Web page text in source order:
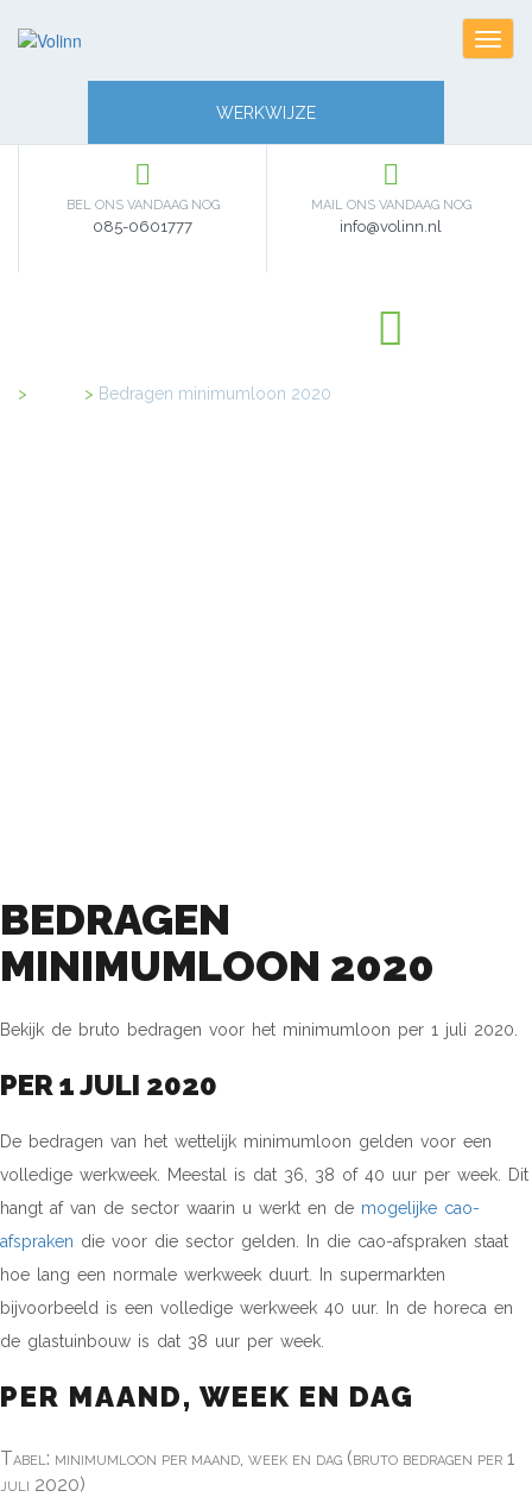
WERKWIJZE
MAIL ONS VANDAAG NOG
info@volinn.nl
BEL ONS VANDAAG NOG
085-0601777
> Bedragen minimumloon 2020
BEDRAGEN
MINIMUMLOON 2020
Bekijk de bruto bedragen voor het minimumloon per 1 juli 2020.
PER 1 JULI 2020
De bedragen van het wettelijk minimumloon gelden voor een
volledige werkweek. Meestal is dat 36, 38 of 40 uur per week. Dit
hangt af van de sector waarin u werkt en de mogelijke cao-
afspraken die voor die sector gelden. In die cao-afspraken staat
hoe lang een normale werkweek duurt. In supermarkten
bijvoorbeeld is een volledige werkweek 40 uur. In de horeca en
de glastuinbouw is dat 38 uur per week.
PER MAAND, WEEK EN DAG
Tabel: minimumloon per maand, week en dag (bruto bedragen per 1
juli 2020)